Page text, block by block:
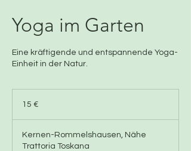
Yoga im Garten
Eine kräftigende und entspannende Yoga-
Einheit in der Natur.
15 €
Kernen-Rommelshausen, Nähe
Trattoria Toskana